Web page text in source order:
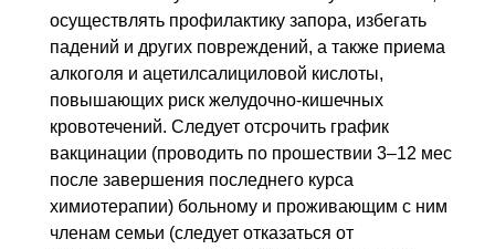
осуществлять профилактику запора, избегать
падений и других повреждений, а также приема
алкоголя и ацетилсалициловой кислоты,
повышающих риск желудочно-кишечных
кровотечений. Следует отсрочить график
вакцинации (проводить по прошествии 3–12 мес
после завершения последнего курса
химиотерапии) больному и проживающим с ним
членам семьи (следует отказаться от